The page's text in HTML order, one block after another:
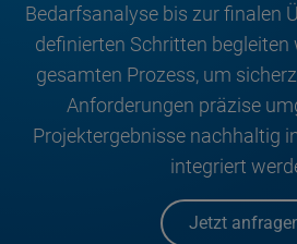
Bedarfsanalyse bis zur finalen
definierten Schritten begleiten
gesamten Prozess, um
Anforderungen präzise
Projektergebnisse nachhaltig
integriert
Jetzt